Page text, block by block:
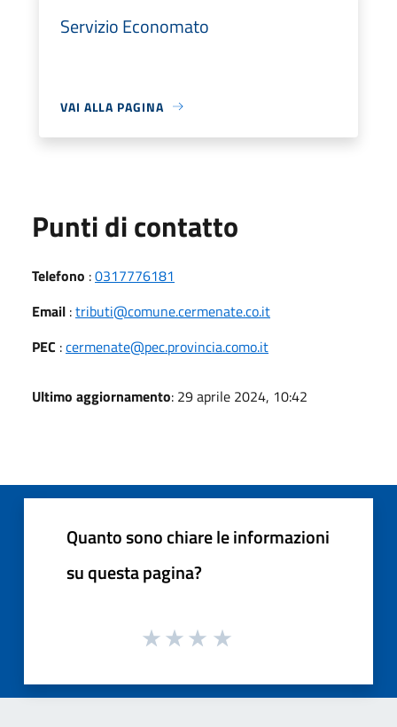
Servizio Economato
VAI ALLA PAGINA
Punti di contatto
Telefono :0317776181
Email :tributi@comune.cermenate.co.it
PEC :cermenate@pec.provincia.como.it
Ultimo aggiornamento: 29 aprile 2024, 10:42
Quanto sono chiare le informazioni
su questa pagina?